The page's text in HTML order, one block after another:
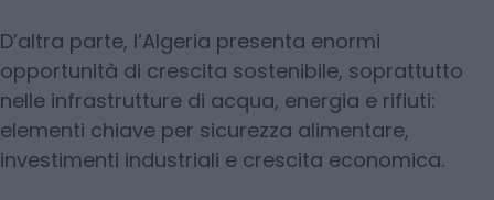
D’altra parte, l’Algeria presenta enormi
opportunità di crescita sostenibile, soprattutto
nelle infrastrutture di acqua, energia e rifiuti:
elementi chiave per sicurezza alimentare,
investimenti industriali e crescita economica.